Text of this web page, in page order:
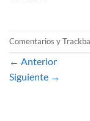
Comentarios y
← Anterior
Siguiente →